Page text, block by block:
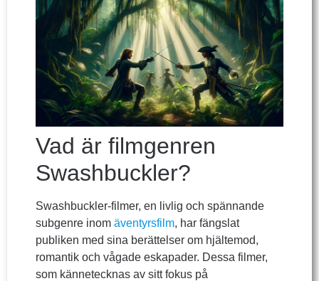
Vad är filmgenren
Swashbuckler?
Swashbuckler-filmer, en livlig och spännande
subgenre inom äventyrsfilm, har fängslat
publiken med sina berättelser om hjältemod,
romantik och vågade eskapader. Dessa filmer,
som kännetecknas av sitt fokus på